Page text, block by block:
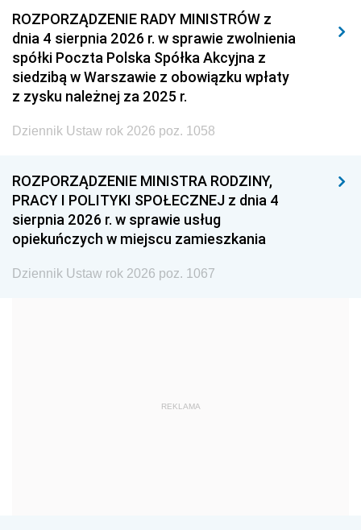
2011 2010 2009
2008 2007 2006
2005 2004 2003
2002 2001
1999 1998
1993 1992 1991
1990 1989
1987 1986 1985
1984 1983
ROZPORZĄDZENIE RADY MINISTRÓW z
dnia 4 sierpnia 2026 r. w sprawie zwolnienia
spółki Poczta Polska Spółka Akcyjna z
siedzibą w Warszawie z obowiązku wpłaty
z zysku należnej za 2025 r.
Dziennik Ustaw rok 2026 poz. 1058
ROZPORZĄDZENIE MINISTRA RODZINY,
PRACY I POLITYKI SPOŁECZNEJ z dnia 4
sierpnia 2026 r. w sprawie usług
opiekuńczych w miejscu zamieszkania
Dziennik Ustaw rok 2026 poz. 1067
REKLAMA